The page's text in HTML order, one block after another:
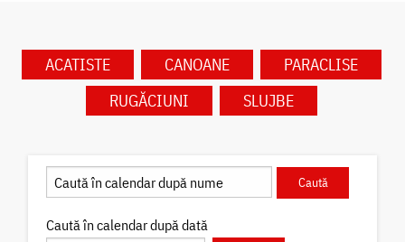
ACATISTE CANOANE
PARACLISE
RUGĂCIUNI
SLUJBE
Caută în calendar după dată